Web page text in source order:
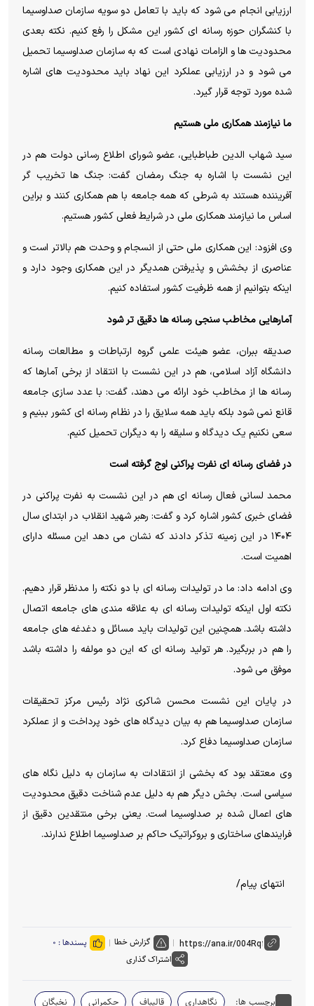
ارزیابی انجام می شود که باید با تعامل دو سویه سازمان صداوسیما
با کنشگران حوزه رسانه ای کشور این مشکل را رفع کنیم. نکته بعدی
محدودیت ها و الزامات نهادی است که به سازمان صداوسیما تحمیل
می شود و در ارزیابی عملکرد این نهاد باید محدودیت های اشاره
شده مورد توجه قرار گیرد.
ما نیازمند همکاری ملی هستیم
سید شهاب الدین طباطبایی، عضو شورای اطلاع رسانی دولت هم در
این نشست با اشاره به جنگ رمضان گفت: جنگ ها تخریب گر
آفریننده هستند به شرطی که همه جامعه با هم همکاری کنند و براین
اساس ما نیازمند همکاری ملی در شرایط فعلی کشور هستیم.
وی افزود: این همکاری ملی حتی از انسجام و وحدت هم بالاتر است و
عناصری از بخشش و پذیرفتن همدیگر در این همکاری وجود دارد و
اینکه بتوانیم از همه ظرفیت کشور استفاده کنیم.
آمارهایی مخاطب سنجی رسانه ها دقیق تر شود
صدیقه ببران، عضو هیئت علمی گروه ارتباطات و مطالعات رسانه
دانشگاه آزاد اسلامی، هم در این نشست با انتقاد از برخی آمارها که
رسانه ها از مخاطب خود ارائه می دهند، گفت: با عدد سازی جامعه
قانع نمی شود بلکه باید همه سلایق را در نظام رسانه ای کشور ببنیم و
سعی نکنیم یک دیدگاه و سلیقه را به دیگران تحمیل کنیم.
در فضای رسانه ای نفرت پراکنی اوج گرفته است
محمد لسانی فعال رسانه ای هم در این نشست به نفرت پراکنی در
فضای خبری کشور اشاره کرد و گفت: رهبر شهید انقلاب در ابتدای سال
۱۴۰۴ در این زمینه تذکر دادند که نشان می دهد این مسئله دارای
اهمیت است.
وی ادامه داد: ما در تولیدات رسانه ای با دو نکته را مدنظر قرار دهیم.
نکته اول اینکه تولیدات رسانه ای به علاقه مندی های جامعه اتصال
داشته باشد. همچنین این تولیدات باید مسائل و دغدغه های جامعه
را هم در بربگیرد. هر تولید رسانه ای که این دو مولفه را داشته باشد
موفق می شود.
در پایان این نشست محسن شاکری نژاد رئیس مرکز تحقیقات
سازمان صداوسیما هم به بیان دیدگاه های خود پرداخت و از عملکرد
سازمان صداوسیما دفاع کرد.
وی معتقد بود که بخشی از انتقادات به سازمان به دلیل نگاه های
سیاسی است. بخش دیگر هم به دلیل عدم شناخت دقیق محدودیت
های اعمال شده بر صداوسیما است. یعنی برخی منتقدین دقیق از
فرایندهای ساختاری و بروکراتیک حاکم بر صداوسیما اطلاع ندارند.
انتهای پیام/
گزارش خطا پسندها : ۰
اشتراک گذاری
برچسب ها: نگاهداری قالیباف حکمرانی نخبگان